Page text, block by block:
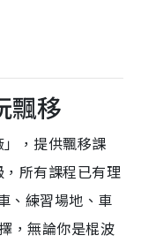
飄移
，提供飄移課
所有課程已有理
、練習場地、車
，無論你是棍波